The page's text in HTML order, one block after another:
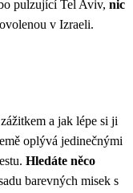
pulzující Tel Aviv, nic
v Izraeli.
a jak lépe si ji
oplývá jedinečnými
Hledáte něco
barevných misek s